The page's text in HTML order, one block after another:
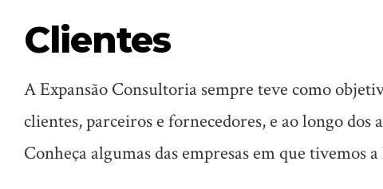
Clientes
A Expansão Consultoria sempre teve como
clientes, parceiros e fornecedores, e ao longo
Conheça algumas das empresas em que tivemos